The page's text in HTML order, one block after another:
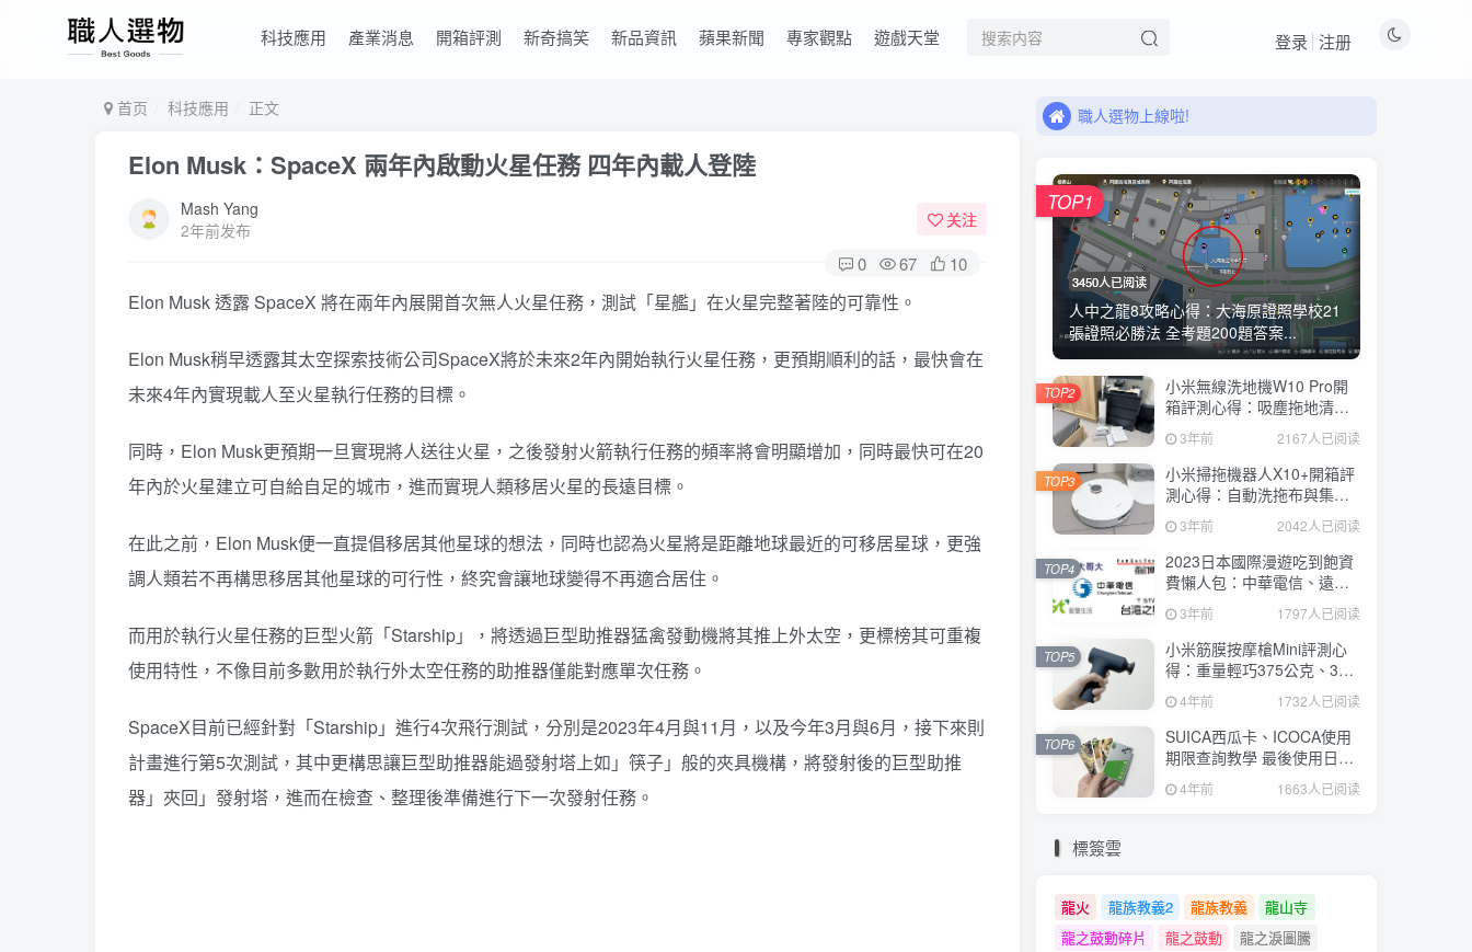
科技應用 產業消息 開箱評測 新奇搞笑 新品資訊 蘋果新聞 專家觀點 遊戲天堂 登录 注册
首页 科技應用 正文
Elon Musk：SpaceX 兩年內啟動火星任務 四年內載人登陸
Mash Yang
2年前发布
关注
0 67 10
Elon Musk 透露 SpaceX 將在兩年內展開首次無人火星任務，測試「星艦」在火星完整著陸的可靠性。
Elon Musk稍早透露其太空探索技術公司SpaceX將於未來2年內開始執行火星任務，更預期順利的話，最快會在
未來4年內實現載人至火星執行任務的目標。
同時，Elon Musk更預期一旦實現將人送往火星，之後發射火箭執行任務的頻率將會明顯增加，同時最快可在20
年內於火星建立可自給自足的城市，進而實現人類移居火星的長遠目標。
在此之前，Elon Musk便一直提倡移居其他星球的想法，同時也認為火星將是距離地球最近的可移居星球，更強
調人類若不再構思移居其他星球的可行性，終究會讓地球變得不再適合居住。
而用於執行火星任務的巨型火箭「Starship」，將透過巨型助推器猛禽發動機將其推上外太空，更標榜其可重複
使用特性，不像目前多數用於執行外太空任務的助推器僅能對應單次任務。
SpaceX目前已經針對「Starship」進行4次飛行測試，分別是2023年4月與11月，以及今年3月與6月，接下來則
計畫進行第5次測試，其中更構思讓巨型助推器能過發射塔上如」筷子」般的夾具機構，將發射後的巨型助推
器」夾回」發射塔，進而在檢查、整理後準備進行下一次發射任務。
來看看11月有什麼新品!
來看看11月有什麼新品!
3450人已阅读
人中之龍8攻略心得：大海原證照學校21
張證照必勝法 全考題200題答案...
TOP1
小米無線洗地機W10 Pro開
箱評測心得：吸塵拖地清洗3
合1、90度可調式機身、續航
力35分鐘、售價15995元
3年前 2167人已阅读
TOP2
小米掃拖機器人X10+開箱評
測心得：自動洗拖布與集
塵、旋轉式拖布更乾淨、連
續使用2小時、售價26995元
3年前 2042人已阅读
TOP3
2023日本國際漫遊吃到飽資
費懶人包：中華電信、遠傳
電信、台灣大哥大、台灣之
星、亞太電信
3年前 1797人已阅读
TOP4
小米筋膜按摩槍Mini評測心
得：重量輕巧375公克、3種
替換頭和3種模式、售價
2295元
4年前 1732人已阅读
TOP5
SUICA西瓜卡、ICOCA使用
期限查詢教學 最後使用日10
年內都有效 Android、iOS都
適用4年前 1663人已阅读
TOP6
標簽雲
龍火 龍族教義2 龍族教義
龍山寺
龍之鼓動碎片
龍之鼓動
龍之淚圖騰